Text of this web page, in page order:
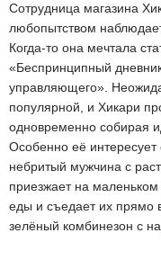
Сотрудница магазина
любопытством
Когда-то она мечтала
«Беспринципный
управляющего».
популярной, и Хикари
одновременно собирая
Особенно её интересует
небритый мужчина с
приезжает на маленьком
еды и съедает их прямо
зелёный комбинезон с